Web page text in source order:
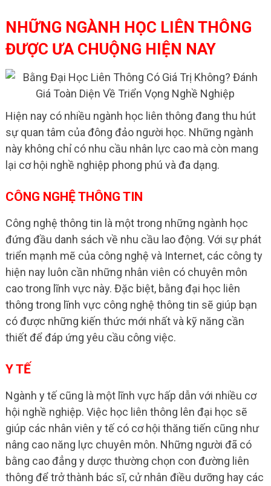
NHỮNG NGÀNH HỌC LIÊN THÔNG
ĐƯỢC ƯA CHUỘNG HIỆN NAY
Hiện nay có nhiều ngành học liên thông đang thu hút
sự quan tâm của đông đảo người học. Những ngành
này không chỉ có nhu cầu nhân lực cao mà còn mang
lại cơ hội nghề nghiệp phong phú và đa dạng.
CÔNG NGHỆ THÔNG TIN
Công nghệ thông tin là một trong những ngành học
đứng đầu danh sách về nhu cầu lao động. Với sự phát
triển mạnh mẽ của công nghệ và Internet, các công ty
hiện nay luôn cần những nhân viên có chuyên môn
cao trong lĩnh vực này. Đặc biệt, bằng đại học liên
thông trong lĩnh vực công nghệ thông tin sẽ giúp bạn
có được những kiến thức mới nhất và kỹ năng cần
thiết để đáp ứng yêu cầu công việc.
Y TẾ
Ngành y tế cũng là một lĩnh vực hấp dẫn với nhiều cơ
hội nghề nghiệp. Việc học liên thông lên đại học sẽ
giúp các nhân viên y tế có cơ hội thăng tiến cũng như
nâng cao năng lực chuyên môn. Những người đã có
bằng cao đẳng y dược thường chọn con đường liên
thông để trở thành bác sĩ, cử nhân điều dưỡng hay các